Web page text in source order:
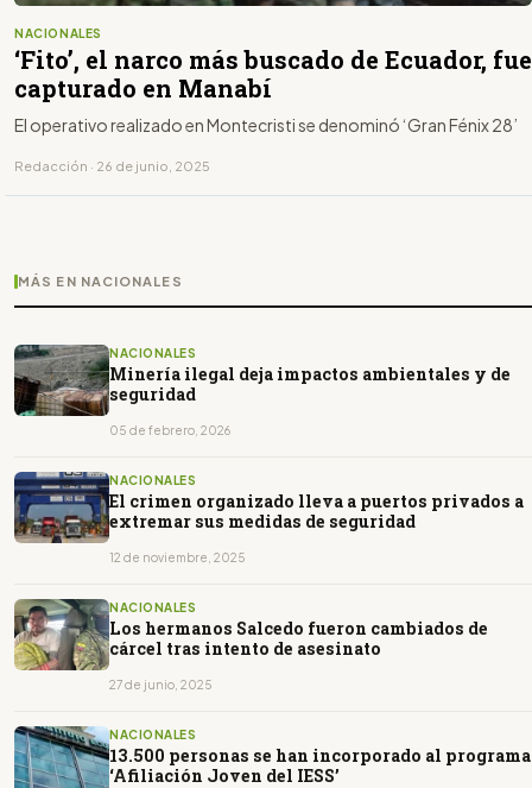
NACIONALES
‘Fito’, el narco más buscado de Ecuador, fue
capturado en Manabí
El operativo realizado en Montecristi se denominó ‘Gran Fénix 28’
Redacción · 26 de junio, 2025
MÁS EN NACIONALES
NACIONALES
Minería ilegal deja impactos ambientales y de
seguridad
05 de febrero, 2026
NACIONALES
El crimen organizado lleva a puertos privados a
extremar sus medidas de seguridad
12 de noviembre, 2025
NACIONALES
Los hermanos Salcedo fueron cambiados de
cárcel tras intento de asesinato
27 de junio, 2025
NACIONALES
13.500 personas se han incorporado al programa
‘Afiliación Joven del IESS’